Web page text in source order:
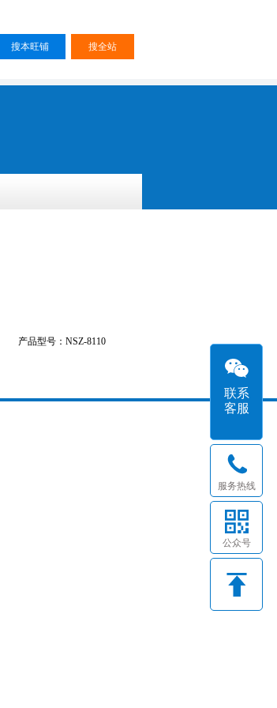
产品型号：NSZ-8110
联系
客服
服务热线
公众号